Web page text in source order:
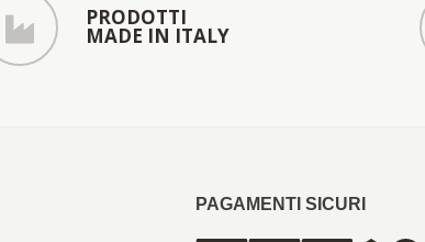
PRODOTTI
MADE IN ITALY
PAGAMENTI SICURI